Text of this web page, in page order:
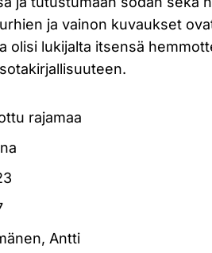
ja vainon kuvaukset
olisi lukijalta itsensä
rajamaa
Antti